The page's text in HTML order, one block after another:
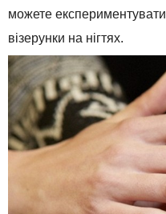
можете експериментувати
візерунки на нігтях.